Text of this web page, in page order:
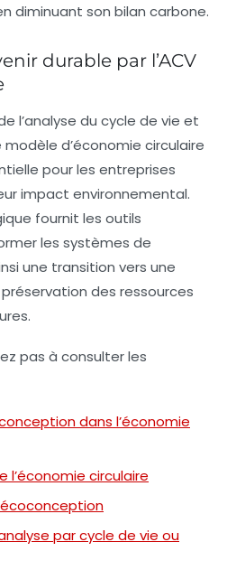
diminuant son bilan carbone.
durable par l’ACV
l’analyse du cycle de vie et
modèle d’économie circulaire
pour les entreprises
impact environnemental.
fournit les outils
les systèmes de
une transition vers une
des ressources
pas à consulter les
dans l’économie
l’économie circulaire
par cycle de vie ou